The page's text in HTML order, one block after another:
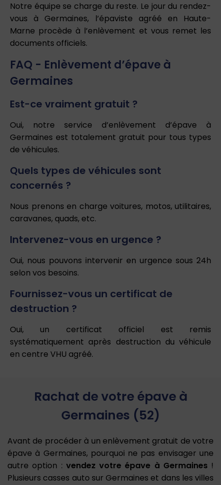
Notre équipe se charge du reste. Le jour du rendez-
vous à Germaines, l’épaviste agréé en Haute-
Marne procède à l’enlèvement et vous remet les
documents officiels.
FAQ - Enlèvement d’épave à
Germaines
Est-ce vraiment gratuit ?
Oui, notre service d’enlèvement d’épave à
Germaines est totalement gratuit pour tous types
de véhicules.
Quels types de véhicules sont
concernés ?
Nous prenons en charge voitures, motos, utilitaires,
caravanes, quads, etc.
Intervenez-vous en urgence ?
Oui, nous pouvons intervenir en urgence sous 24h
selon vos besoins.
Fournissez-vous un certificat de
destruction ?
Oui, un certificat officiel est remis
systématiquement après destruction du véhicule
en centre VHU agréé.
Rachat de votre épave à
Germaines (52)
Avant de procéder à un enlèvement gratuit de votre
épave à Germaines, pourquoi ne pas envisager une
autre option : vendez votre épave à Germaines !
Plusieurs casses auto sur Germaines et dans les villes